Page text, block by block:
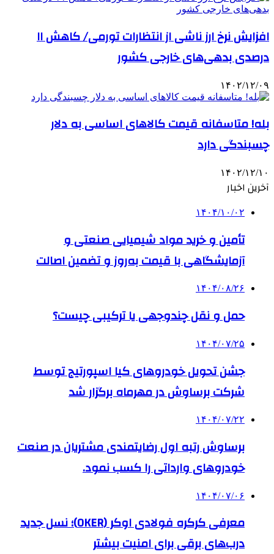
افزایش نرخ ارز ناشی از انتظارات تورمی/ کاهش ۱۱
درصدی بدهی‌های خارجی کشور
۱۴۰۲/۱۲/۰۹
بله! متاسفانه قیمت کالاهای اساسی به دلار
چسبندگی دارد
۱۴۰۲/۱۲/۱۰
آخرین اخبار
۱۴۰۴/۱۰/۰۲
تأمین و خرید مواد شیمیایی صنعتی و
آزمایشگاهی با قیمت به‌روز و تضمین اصالت
۱۴۰۴/۰۸/۲۶
حمل و نقل چندوجهی یا ترکیبی چیست؟
۱۴۰۴/۰۷/۲۵
جشن تحویل خودروهای کیا اسپورتیج توسط
شرکت برساوش در مهرماه برگزار شد
۱۴۰۴/۰۷/۲۲
برساوش رتبه اول رضایتمندی مشتریان در صنعت
خودروهای وارداتی را کسب نمود.
۱۴۰۴/۰۷/۰۶
معرفی کرکره فولادی اوکر (OKER)؛ نسل جدید
درب‌های برقی برای امنیت بیشتر